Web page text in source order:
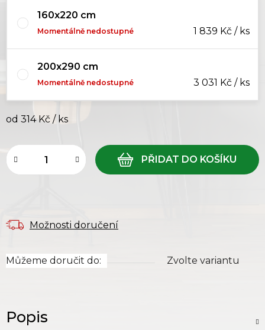
Můžeme doručit do: Zvolte variantu
160x220 cm
Momentálně nedostupné 1 839 Kč / ks
200x290 cm
Momentálně nedostupné 3 031 Kč / ks
od 314 Kč / ks
Možnosti doručení
Popis